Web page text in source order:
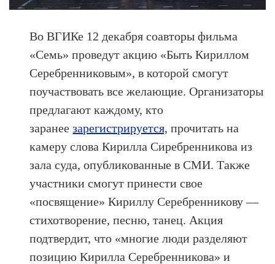
Во ВГИКе 12 декабря соавторы фильма
«Семь» проведут акцию «Быть Кириллом
Серебренниковым», в которой смогут
поучаствовать все желающие. Организаторы
предлагают каждому, кто
заранеезарегистрируется, прочитать на
камеру слова Кирилла Сиребренникова из
зала суда, опубликованные в СМИ. Также
участники смогут принести свое
«посвящение» Кириллу Серебренникову —
стихотворение, песню, танец. Акция
подтвердит, что «многие люди разделяют
позицию Кирилла Серебренникова» и